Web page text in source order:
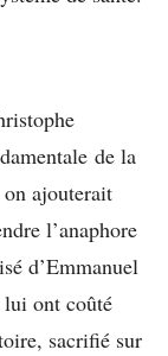
de la
ajouterait
l’anaphore
d’Emmanuel
lui ont coûté
sacrifié sur